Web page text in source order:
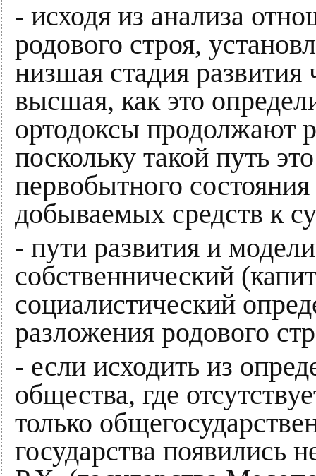
- исходя из анализа
родового строя,
низшая стадия развития
высшая, как это
ортодоксы продолжают
поскольку такой путь
первобытного
добываемых средств к
- пути развития и
собственнический
социалистический
разложения родового
- если исходить из
общества, где
только
государства появились